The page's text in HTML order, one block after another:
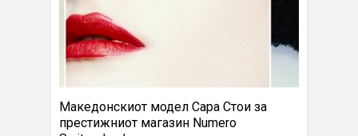
Македонскиот модел Сара Стои за
престижниот магазин Numero